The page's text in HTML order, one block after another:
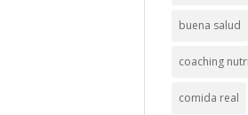
buena salud
coaching
comida real